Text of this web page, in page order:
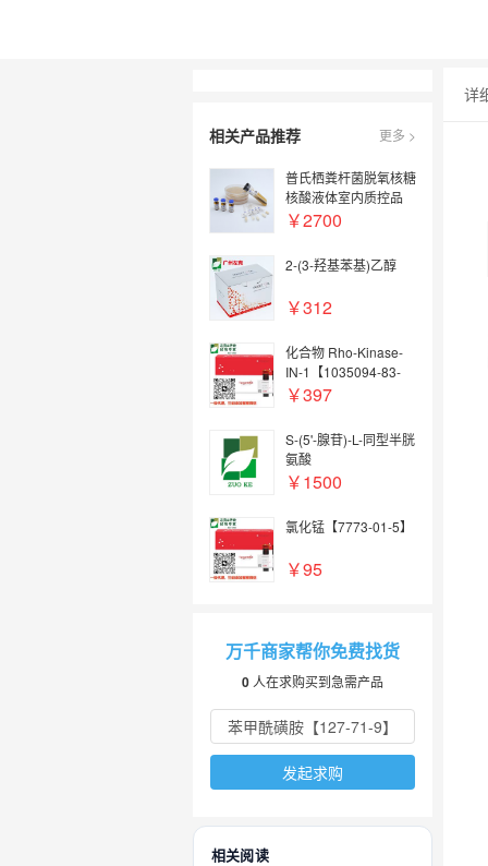
相关产品推荐 更多 >
普氏栖粪杆菌脱氧核糖
核酸液体室内质控品
Faecalibacterium
quality control
￥2700
2-(3-羟基苯基)乙醇
￥312
化合物 Rho-Kinase-
IN-1【1035094-83-
7】
￥397
S-(5'-腺苷)-L-同型半胱
氨酸
￥1500
氯化锰【7773-01-5】
￥95
万千商家帮你免费找货
0 人在求购买到急需产品
发起求购
相关阅读
详